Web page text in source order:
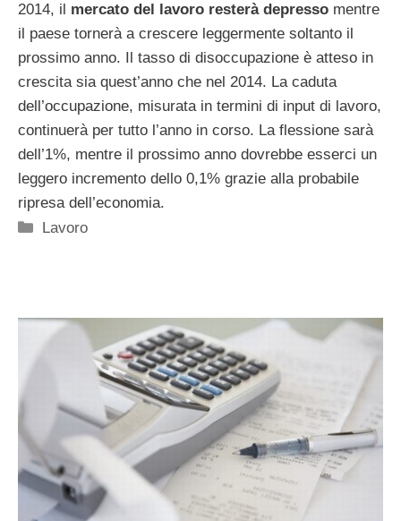
2014, il mercato del lavoro resterà depresso mentre
il paese tornerà a crescere leggermente soltanto il
prossimo anno. Il tasso di disoccupazione è atteso in
crescita sia quest’anno che nel 2014. La caduta
dell’occupazione, misurata in termini di input di lavoro,
continuerà per tutto l’anno in corso. La flessione sarà
dell’1%, mentre il prossimo anno dovrebbe esserci un
leggero incremento dello 0,1% grazie alla probabile
ripresa dell’economia.
Categorie
Lavoro